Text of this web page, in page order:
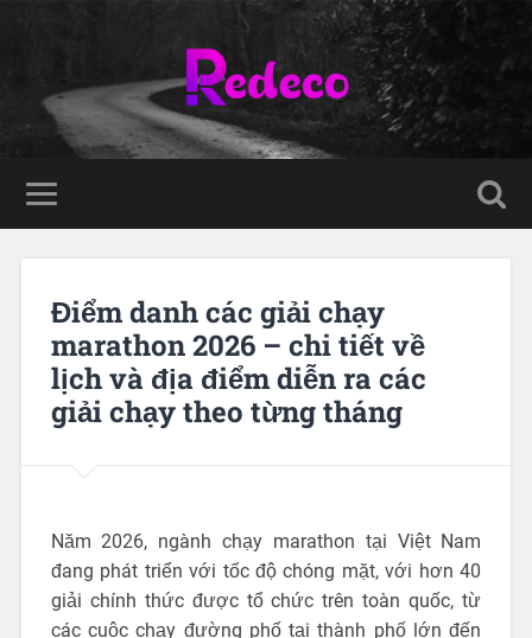
Điểm danh các giải chạy
marathon 2026 – chi tiết về
lịch và địa điểm diễn ra các
giải chạy theo từng tháng
Năm 2026, ngành chạy marathon tại Việt Nam
đang phát triển với tốc độ chóng mặt, với hơn 40
giải chính thức được tổ chức trên toàn quốc, từ
các cuộc chạy đường phố tại thành phố lớn đến